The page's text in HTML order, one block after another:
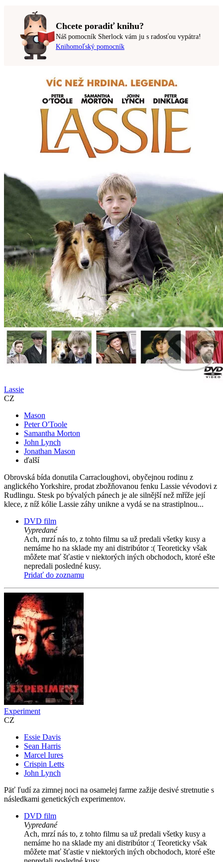
Chcete poradiť knihu?
Náš pomocník Sherlock vám ju s radosťou vypátra!
Knihomoľský pomocník
Lassie
CZ
Mason
Peter O'Toole
Samantha Morton
John Lynch
Jonathan Mason
ďalší
Obrovská bída donutila Carracloughovi, obyčejnou rodinu z
anglického Yorkshire, prodat zbožňovanou fenku Lassie vévodovi z
Rudlingu. Stesk po bývalých pánech je ale silnější než mříže její
klece, z níž kólie Lassie záhy unikne a vydá se na strastiplnou...
DVD film
Vypredané
Ach, mrzí nás to, z tohto filmu sa už predali všetky kusy a
nemáme ho na sklade my ani distribútor :( Teoreticky však
môžete mať šťastie v niektorých iných obchodoch, ktoré ešte
nepredali posledné kusy.
Pridať do zoznamu
Experiment
CZ
Essie Davis
Sean Harris
Marcel Iures
Crispin Letts
John Lynch
Päť ľudí za zimnej noci na osamelej farme zažije desivé stretnutie s
následkami genetických experimentov.
DVD film
Vypredané
Ach, mrzí nás to, z tohto filmu sa už predali všetky kusy a
nemáme ho na sklade my ani distribútor :( Teoreticky však
môžete mať šťastie v niektorých iných obchodoch, ktoré ešte